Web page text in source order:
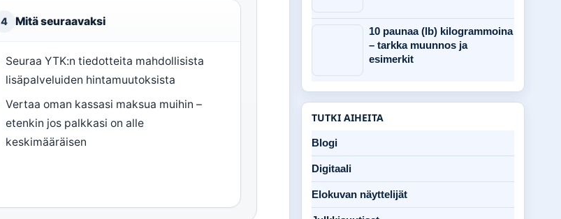
4 Mitä seuraavaksi
Seuraa YTK:n tiedotteita mahdollisista
lisäpalveluiden hintamuutoksista
Vertaa oman kassasi maksua muihin –
etenkin jos palkkasi on alle
keskimääräisen
10 paunaa (lb) kilogrammoina
– tarkka muunnos ja
esimerkit
TUTKI AIHEITA
Blogi
Digitaali
Elokuvan näyttelijät